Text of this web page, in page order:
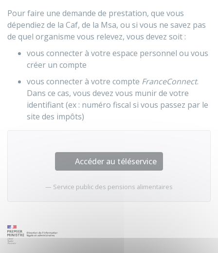
Pour faire une demande de prestation, que vous
dépendiez de la Caf, de la Msa, ou si vous ne savez pas
de quel organisme vous relevez, vous devez soit :
vous connecter à votre espace personnel ou vous
créer un compte
vous connecter à votre compte FranceConnect.
Dans ce cas, vous devez vous munir de votre
identifiant (ex : numéro fiscal si vous passez par le
site des impôts)
Accéder au téléservice
Service public des pensions alimentaires